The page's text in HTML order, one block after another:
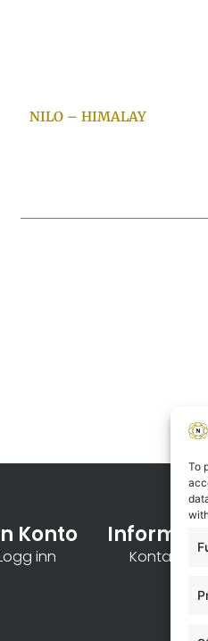
To
NILO – HIMALAY
Konto
inn Kontakt